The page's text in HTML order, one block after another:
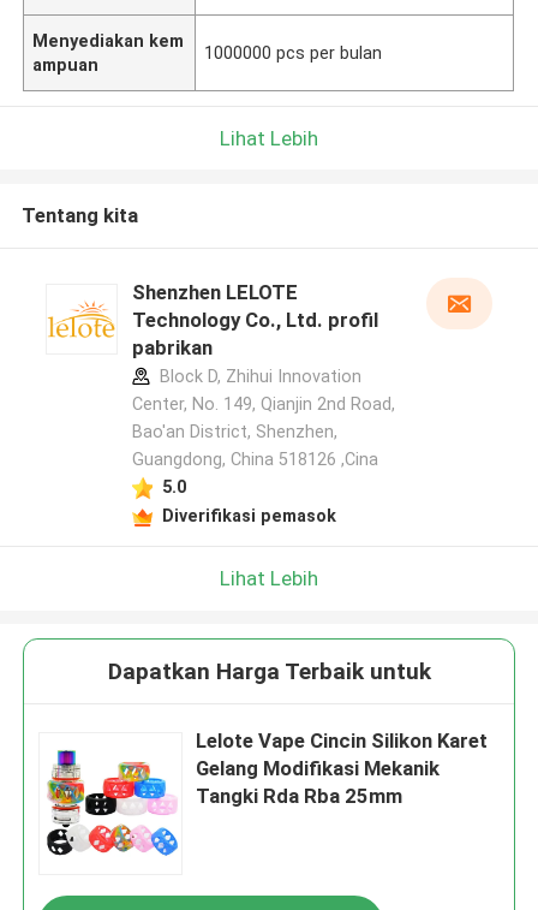
Menyediakan kem
ampuan
1000000 pcs per bulan
Lihat Lebih
Tentang kita
Shenzhen LELOTE
Technology Co., Ltd. profil
pabrikan
Block D, Zhihui Innovation
Center, No. 149, Qianjin 2nd Road,
Bao'an District, Shenzhen,
Guangdong, China 518126 ,Cina
5.0
Diverifikasi pemasok
Lihat Lebih
Dapatkan Harga Terbaik untuk
Lelote Vape Cincin Silikon Karet
Gelang Modifikasi Mekanik
Tangki Rda Rba 25mm